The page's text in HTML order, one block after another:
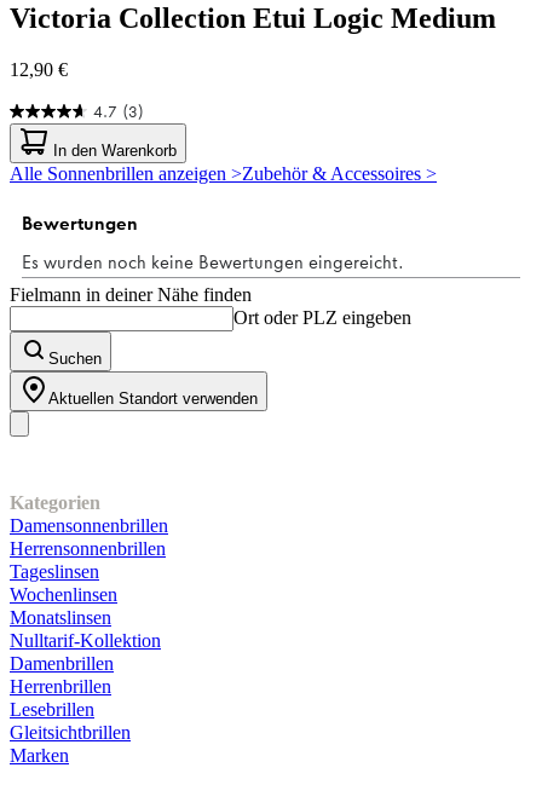
Victoria Collection Etui Logic Medium
12,90 €
4.7 (3)
4.7
von
5
Sternen.
Bewertungen
In den Warenkorb
Alle Sonnenbrillen anzeigen >Zubehör & Accessoires >
Fielmann in deiner Nähe finden
Ort oder PLZ eingeben
Suchen
Aktuellen Standort verwenden
Kategorien
Damensonnenbrillen
Herrensonnenbrillen
Tageslinsen
Wochenlinsen
Monatslinsen
Nulltarif-Kollektion
Damenbrillen
Herrenbrillen
Lesebrillen
Gleitsichtbrillen
Marken